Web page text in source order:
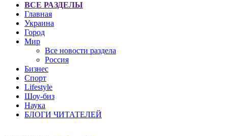
ВСЕ РАЗДЕЛЫ
Главная
Украина
Город
Мир
Все новости раздела
Россия
Бизнес
Спорт
Lifestyle
Шоу-биз
Наука
БЛОГИ ЧИТАТЕЛЕЙ